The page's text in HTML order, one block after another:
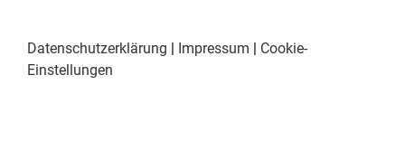
Datenschutzerklärung | Impressum | Cookie-
Einstellungen